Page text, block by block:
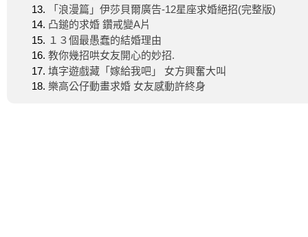
「浪漫篇」伊莎貝爾廣告-12星座求婚絕招(完整版)
凸鎚的求婚 鑽戒變A片
１３個最愚蠢的結婚理由
教你幾招哄女友開心的妙招.
填字遊戲藏「嫁給我吧」 女方興奮大叫
樂高公仔動畫求婚 女友感動許終身